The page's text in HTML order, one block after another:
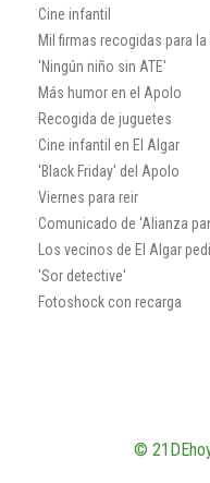
Cine infantil
Mil firmas recogidas para la
'Ningún niño sin ATE'
Más humor en el Apolo
Recogida de juguetes
Cine infantil en El Algar
'Black Friday' del Apolo
Viernes para reir
Comunicado de ‘Alianza
Los vecinos de El Algar
'Sor detective'
Fotoshock con recarga
©